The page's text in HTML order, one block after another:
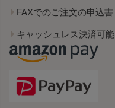
FAXでのご注文の申込書
キャッシュレス決済可能